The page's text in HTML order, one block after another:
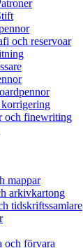
och reservoar
och finewriting
mappar
arkivkartong
tidskriftssamlare
och förvara